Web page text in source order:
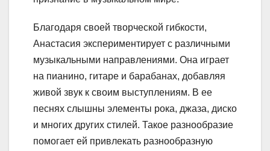
Благодаря своей творческой гибкости,
Анастасия экспериментирует с различными
музыкальными направлениями. Она играет
на пианино, гитаре и барабанах, добавляя
живой звук к своим выступлениям. В ее
песнях слышны элементы рока, джаза, диско
и многих других стилей. Такое разнообразие
помогает ей привлекать разнообразную